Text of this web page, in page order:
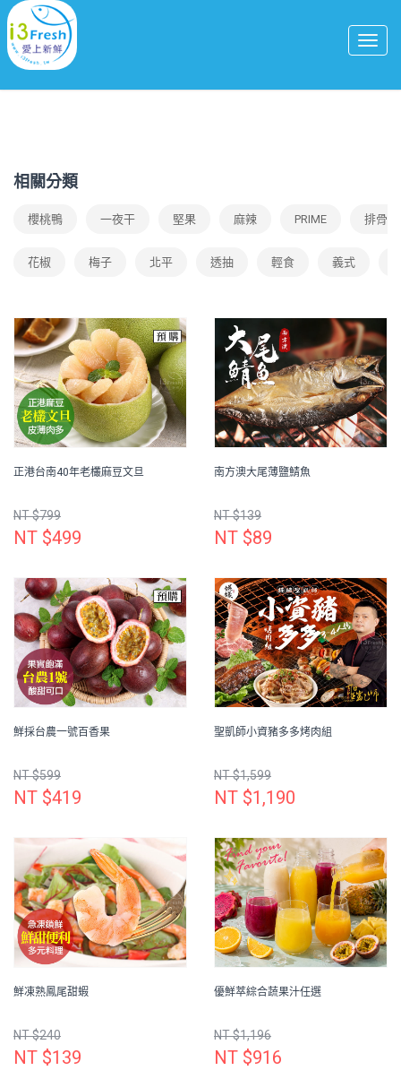
相關分類
櫻桃鴨 一夜干 堅果 麻辣 PRIME 排骨湯
花椒 梅子 北平 透抽 輕食 義式
正港台南40年老欉麻豆文旦
NT $799
NT $499
南方澳大尾薄鹽鯖魚
NT $139
NT $89
鮮採台農一號百香果
NT $599
NT $419
聖凱師小資豬多多烤肉組
NT $1,599
NT $1,190
鮮凍熟鳳尾甜蝦
NT $240
NT $139
優鮮萃綜合蔬果汁任選
NT $1,196
NT $916